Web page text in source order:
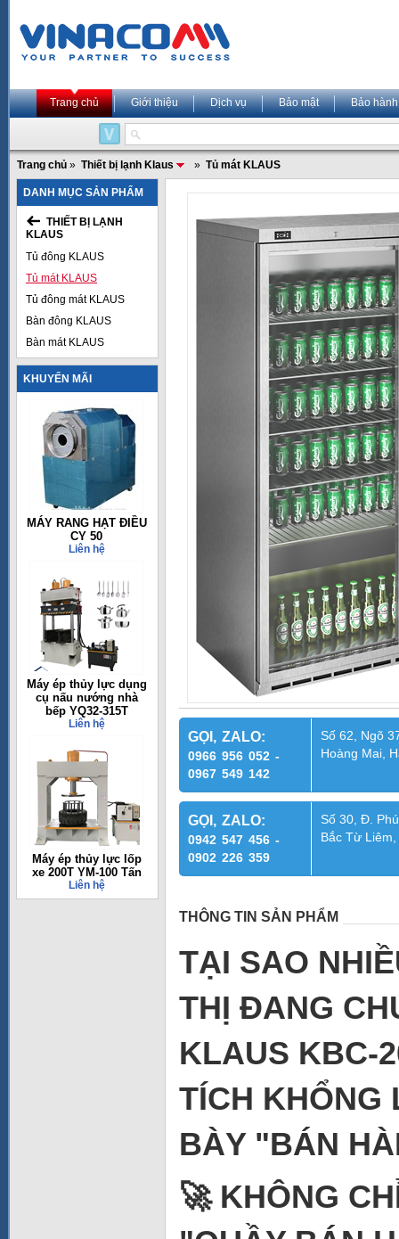
Trang chủ Giới thiệu Dịch vụ Bảo mật Bảo hành
Trang chủ » Thiết bị lạnh Klaus » Tủ mát KLAUS
DANH MỤC SẢN PHẨM
THIẾT BỊ LẠNH
KLAUS
Tủ đông KLAUS
Tủ mát KLAUS
Tủ đông mát KLAUS
Bàn đông KLAUS
Bàn mát KLAUS
KHUYẾN MÃI
MÁY RANG HẠT ĐIỀU
CY 50
Liên hệ
Máy ép thủy lực dụng
cụ nấu nướng nhà
bếp YQ32-315T
Liên hệ
Máy ép thủy lực lốp
xe 200T YM-100 Tấn
Liên hệ
GỌI, ZALO:
0966 956 052 -
0967 549 142
Số 62, Ngõ
Hoàng Mai,
GỌI, ZALO:
0942 547 456 -
0902 226 359
Số 30, Đ.
Bắc Từ
THÔNG TIN SẢN PHẨM
TẠI SAO
THỊ ĐANG
KLAUS KBC-
TÍCH KHỔNG
BÀY "BÁN
🚀 KHÔNG